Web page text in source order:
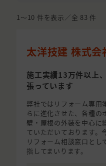
1〜10 件を表示／全 83 件
太洋技建 株式会
施工実績13万件以上
張っています
弊社ではリフォーム専用
らに進化させた、各種の
壁・屋根の外装を中心に
ていただいております。
リフォーム相談窓口とし
指してまいります。